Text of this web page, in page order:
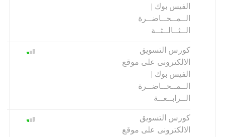
الفيس بوك |
الــمــحــاضــرة
الــثــالــثــة
كورس التسويق
الالكترونى على موقع
الفيس بوك |
الــمــحــاضــرة
الــرابــعــة
كورس التسويق
الالكترونى على موقع